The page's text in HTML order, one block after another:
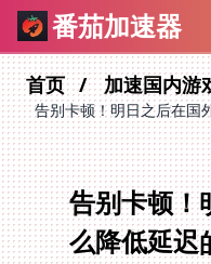
番茄加速器
首页 加速国内游
告别卡顿！明日之后在国
告别卡顿！
么降低延迟